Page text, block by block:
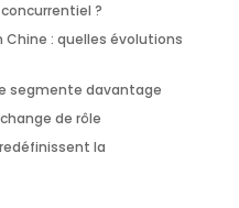
?
: quelles évolutions
segmente davantage
de rôle
la